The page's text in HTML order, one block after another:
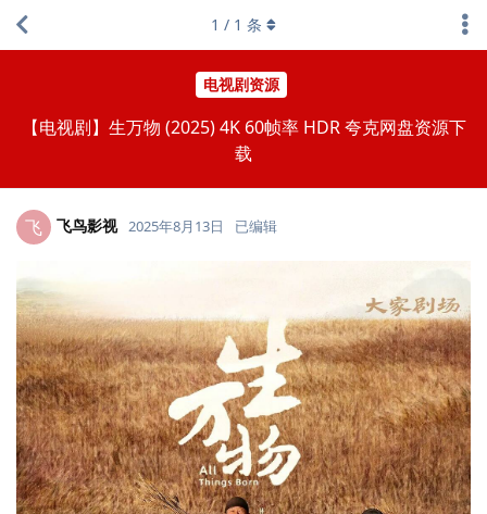
电视剧资源
【电视剧】生万物 (2025) 4K 60帧率 HDR 夸克网盘资源下
载
1 / 1 条
飞 飞鸟影视 2025年8月13日 已编辑